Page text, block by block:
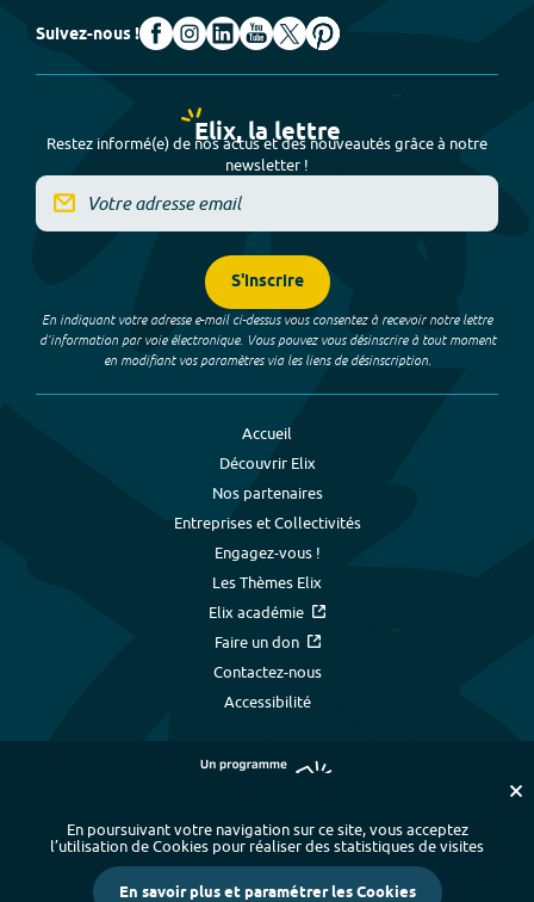
Suivez-nous !
Elix, la lettre
Restez informé(e) de nos actus et des nouveautés grâce à notre
newsletter !
S'inscrire
En indiquant votre adresse e-mail ci-dessus vous consentez à recevoir notre lettre
d’information par voie électronique. Vous pouvez vous désinscrire à tout moment
en modifiant vos paramètres via les liens de désinscription.
Accueil
Découvrir Elix
Nos partenaires
Entreprises et Collectivités
Engagez-vous !
Les Thèmes Elix
Elix académie
Faire un don
Contactez-nous
Accessibilité
Plan du site - Index alphabétique
-
Mentions légales et données personnelles
- Paramétrer les cookies
En poursuivant votre navigation sur ce site, vous acceptez
l’utilisation de Cookies pour réaliser des statistiques de visites
En savoir plus et paramétrer les Cookies